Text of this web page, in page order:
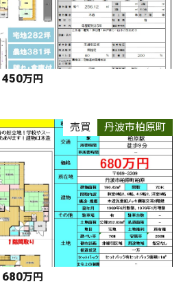
450万円
売買 丹波市柏原町
680万円